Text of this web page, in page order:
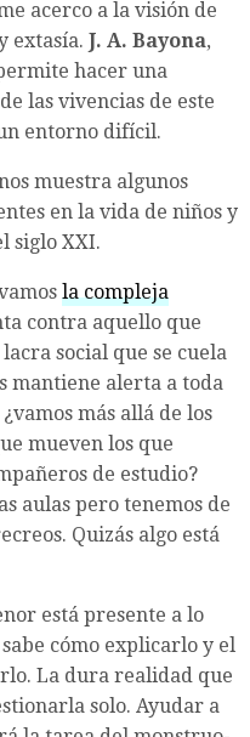
acerco a la visión de
extasía. J. A. Bayona,
hacer una
las vivencias de este
entorno difícil.
muestra algunos
en la vida de niños y
siglo XXI.
la compleja
contra aquello que
social que se cuela
mantiene alerta a toda
más allá de los
mueven los que
de estudio?
aulas pero tenemos de
Quizás algo está
está presente a lo
cómo explicarlo y el
La dura realidad que
solo. Ayudar a